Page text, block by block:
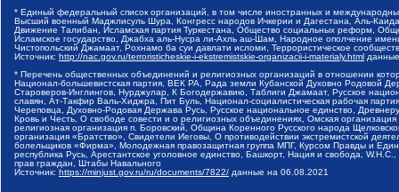
* Единый федеральный список организаций, в том числе иностранных и
Высший военный Маджлисуль Шура, Конгресс народов Ичкерии и Дагестана, Аль-
Движение Талибан, Исламская партия Туркестана, Общество социальных реформ,
Исламское государство, Джабха аль-Нусра ли-Ахль аш-Шам, Народное ополчение
Чистопольский Джамаат, Рохнамо ба суи давлати исломи, Террористическое
Источник: http://nac.gov.ru/terroristicheskie-i-ekstremistskie-organizacii-i-materialy.html
* Перечень общественных объединений и религиозных организаций в отношении
Национал-большевистская партия, ВЕК РА, Рада земли Кубанской Духовно Родовой
Староверов-Инглингов, Нурджулар, К Богодержавию, Таблиги Джамаат, Русское
славян, Ат-Такфир Валь-Хиджра, Пит Буль, Национал-социалистическая рабочая
Череповца, Духовно-Родовая Держава Русь, Русское национальное единство,
Кровь и Честь, О свободе совести и о религиозных объединениях, Омская
религиозная организация п. Боровский, Община Коренного Русского народа
организация «Братство», Свидетели Иеговы, О противодействии экстремистской
болельщиков «Фирма», Молодежная правозащитная группа МПГ, Курсом Правды и
республика Русь, Арестантское уголовное единство, Башкорт, Нация и свобода,
прав граждан, Штабы Навального
Источник: https://minjust.gov.ru/ru/documents/7822/ данные на 06.08.2021